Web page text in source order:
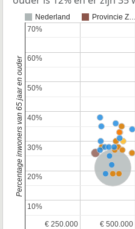
Nederland Provincie Z…
Nederland
€ 250.000
€ 250.000 € 500.000
€ 500.000
10%
10%
20%
20%
30%
30%
40%
40%
50%
50%
60%
60%
70%
70%
Percentage inwoners van 65 jaar en ouder